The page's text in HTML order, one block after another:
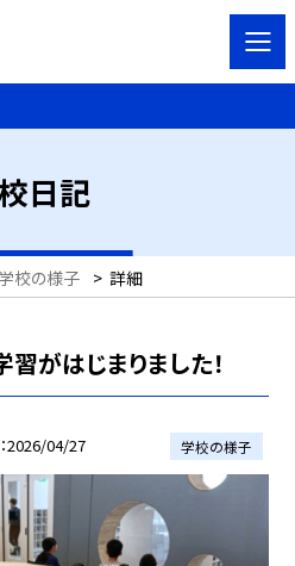
日記
校の様子 > 詳細
習がはじまりました！
2026/04/27 学校の様子